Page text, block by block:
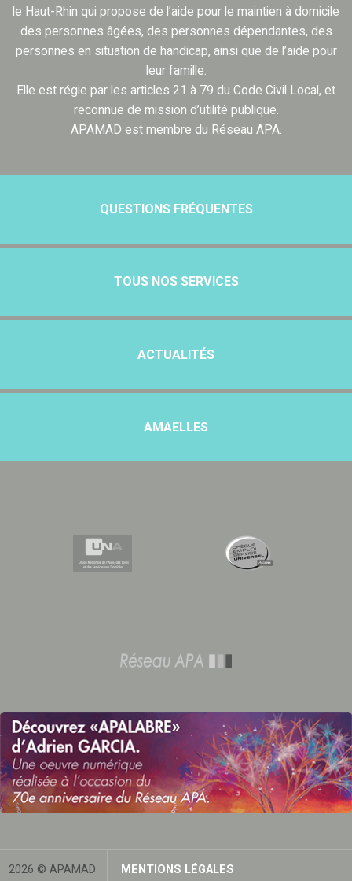
le Haut-Rhin qui propose de l’aide pour le maintien à domicile
des personnes âgées, des personnes dépendantes, des
personnes en situation de handicap, ainsi que de l’aide pour
leur famille.
Elle est régie par les articles 21 à 79 du Code Civil Local, et
reconnue de mission d’utilité publique.
APAMAD est membre du Réseau APA.
QUESTIONS FRÉQUENTES
TOUS NOS SERVICES
ACTUALITÉS
AMAELLES
2026 © APAMAD MENTIONS LÉGALES